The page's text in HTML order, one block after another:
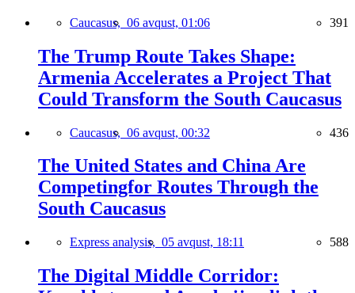
Caucasus, 06 avqust, 01:06 391
The Trump Route Takes Shape:
Armenia Accelerates a Project That
Could Transform the South Caucasus
Caucasus, 06 avqust, 00:32 436
The United States and China Are
Competingfor Routes Through the
South Caucasus
Express analysis, 05 avqust, 18:11 588
The Digital Middle Corridor: